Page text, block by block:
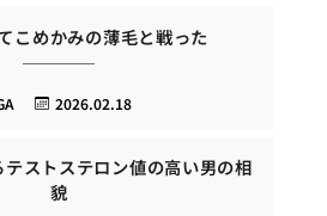
こめかみの薄毛と戦った
2026.02.18
ストステロン値の高い男の相
貌